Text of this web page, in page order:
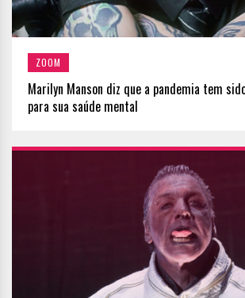
ZOOM
Marilyn Manson diz que a pandemia tem
para sua saúde mental